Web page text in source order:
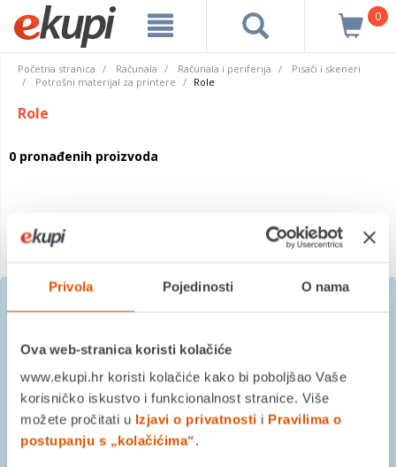
Privola Pojedinosti O nama
Ova web-stranica koristi kolačiće
www.ekupi.hr koristi kolačiće kako bi poboljšao Vaše
korisničko iskustvo i funkcionalnost stranice. Više
možete pročitati u Izjavi o privatnosti i Pravilima o
postupanju s „kolačićima“.
0
Početna stranica Računala Računala i periferija
Pisači i skeneri
Potrošni materijal za printere
Role
Role
0 pronađenih proizvoda
Prijavite se na besplatni
PRIJAVITE SE